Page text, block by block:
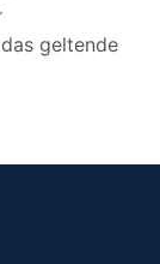
geltende